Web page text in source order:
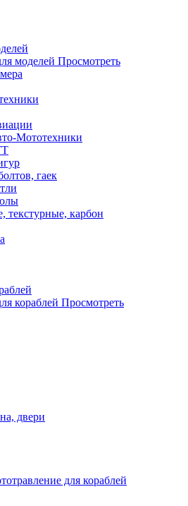
моделей Просмотреть
Мототехники
гаек
текстурные, карбон
кораблей Просмотреть
двери
для кораблей